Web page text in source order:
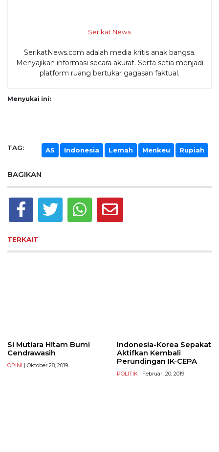
Serikat News
SerikatNews.com adalah media kritis anak bangsa.
Menyajikan informasi secara akurat. Serta setia menjadi
platform ruang bertukar gagasan faktual.
Menyukai ini:
TAG: AS Indonesia Lemah Menkeu Rupiah
BAGIKAN
TERKAIT
Si Mutiara Hitam Bumi
Cendrawasih
OPINI | Oktober 28, 2019
Indonesia-Korea Sepakat
Aktifkan Kembali
Perundingan IK-CEPA
POLITIK | Februari 20, 2019